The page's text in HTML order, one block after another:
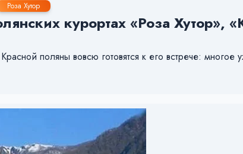
Роза Хутор
курортах «Роза Хутор»,
поляны вовсю готовятся к его встрече: многое